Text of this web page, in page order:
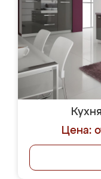
Цена: